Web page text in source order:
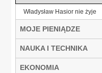
Władysław Hasior nie żyje
MOJE PIENIĄDZE
NAUKA I TECHNIKA
EKONOMIA